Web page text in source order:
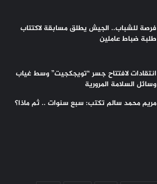
فرصة للشباب.. الجيش يطلق مسابقة لاكتتاب
طلبة ضباط عاملين
انتقادات لافتتاح جسر “تويجكجيت” وسط غياب
وسائل السلامة المرورية
مريم محمد سالم تكتب: سبع سنوات .. ثم ماذا؟